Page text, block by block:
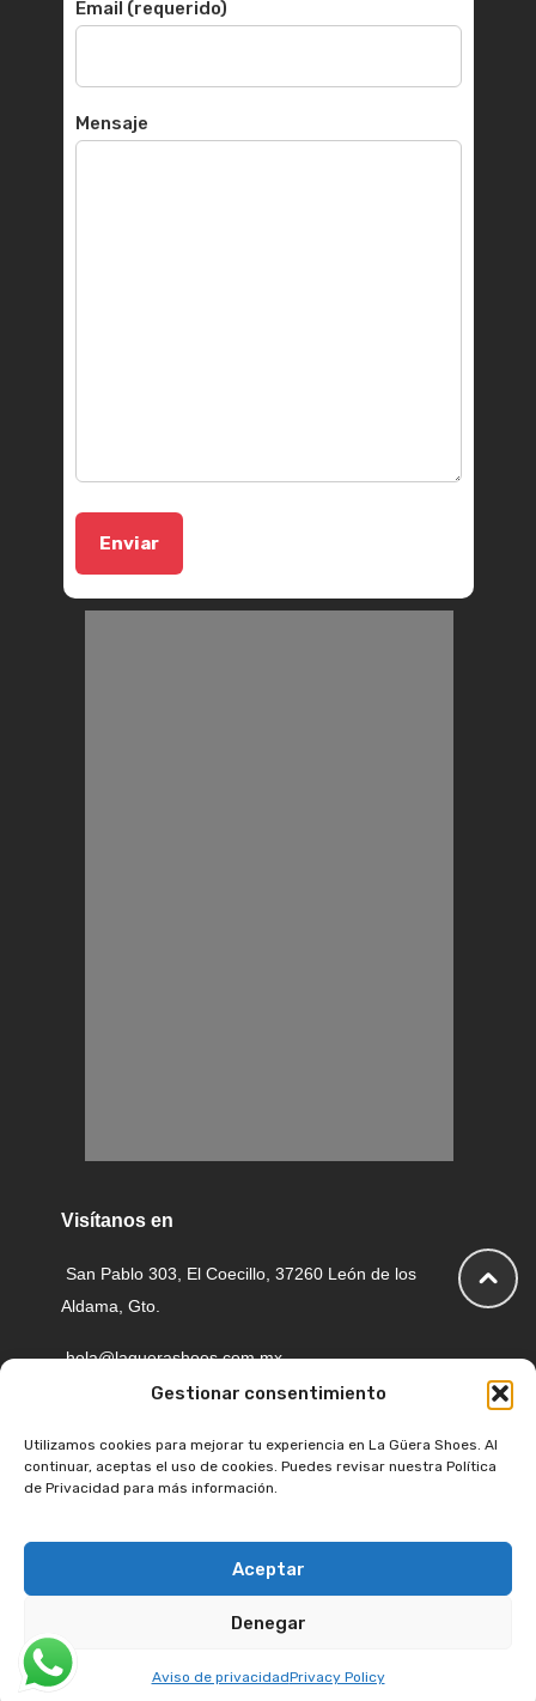
Gestionar consentimiento
Utilizamos cookies para mejorar tu experiencia en La Güera Shoes. Al
continuar, aceptas el uso de cookies. Puedes revisar nuestra Política
de Privacidad para más información.
Aceptar
Denegar
Aviso de privacidadPrivacy Policy
Email (requerido)
Mensaje
Visítanos en
San Pablo 303, El Coecillo, 37260 León de los
Aldama, Gto.
hola@laguerashoes.com.mx
Copyright © 2026Todos los derechos reservados
Conoce nuestro aviso de privacidad